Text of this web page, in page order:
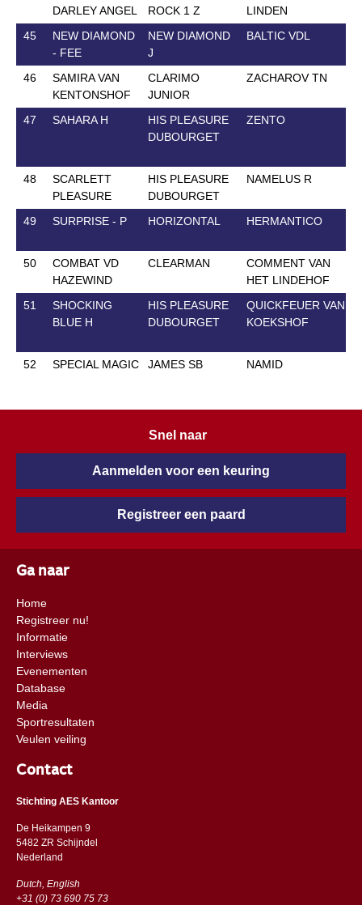
DARLEY ANGEL
ROCK 1 Z
LINDEN
45
NEW DIAMOND
- FEE
NEW DIAMOND
J
BALTIC VDL
46
SAMIRA VAN
KENTONSHOF
CLARIMO
JUNIOR
ZACHAROV TN
47 SAHARA H
HIS PLEASURE
DUBOURGET
ZENTO
48
SCARLETT
PLEASURE
HIS PLEASURE
DUBOURGET
NAMELUS R
49 SURPRISE - P HORIZONTAL HERMANTICO
50
COMBAT VD
HAZEWIND
CLEARMAN
COMMENT VAN
HET LINDEHOF
51
SHOCKING
BLUE H
HIS PLEASURE
DUBOURGET
QUICKFEUER VAN
KOEKSHOF
52 SPECIAL MAGIC JAMES SB NAMID
Snel naar
Aanmelden voor een keuring
Registreer een paard
Ga naar
Home
Registreer nu!
Informatie
Interviews
Evenementen
Database
Media
Sportresultaten
Veulen veiling
Contact
Stichting AES Kantoor
De Heikampen 9
5482 ZR Schijndel
​​Nederland
Dutch, English
+31 (0) 73 690 75 73